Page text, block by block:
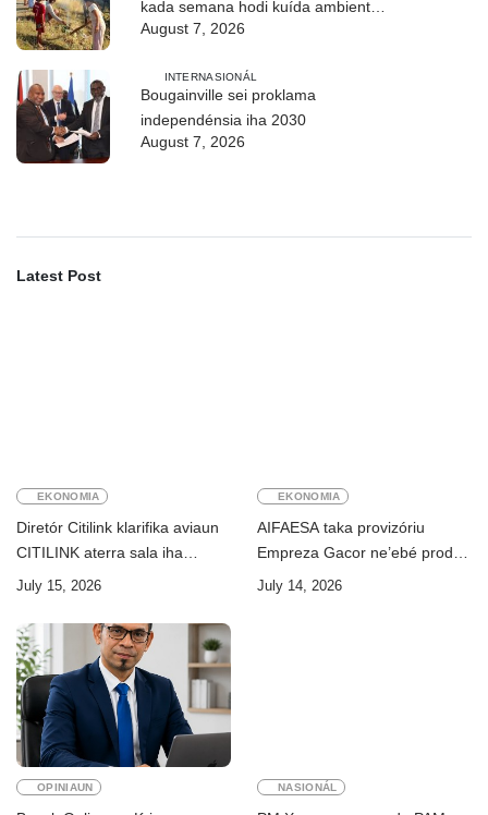
kada semana hodi kuída ambiente
moos
August 7, 2026
INTERNASIONÁL
Bougainville sei proklama
independénsia iha 2030
August 7, 2026
Latest Post
EKONOMIA
Diretór Citilink klarifika aviaun
CITILINK aterra sala iha
Aeroportu Komoro ne’e
July 15, 2026
EKONOMIA
AIFAESA taka provizóriu
Empreza Gacor ne’ebé prodús
“pentolan”
July 14, 2026
OPINIAUN NASIONÁL